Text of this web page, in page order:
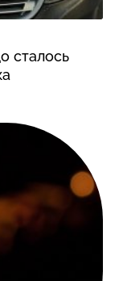
сталось